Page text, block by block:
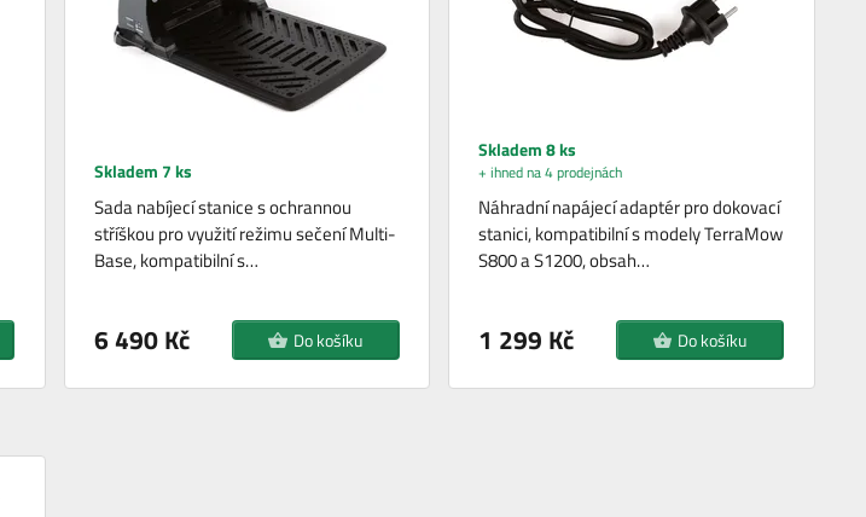
Skladem 7 ks
Sada nabíjecí stanice s ochrannou
stříškou pro využití režimu sečení Multi-
Base, kompatibilní s…
6 490 Kč Do košíku
Skladem 8 ks
+ ihned na 4 prodejnách
Náhradní napájecí adaptér pro dokovací
stanici, kompatibilní s modely TerraMow
S800 a S1200, obsah…
1 299 Kč Do košíku